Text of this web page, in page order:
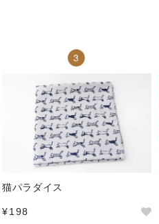
猫パラダイス
¥198